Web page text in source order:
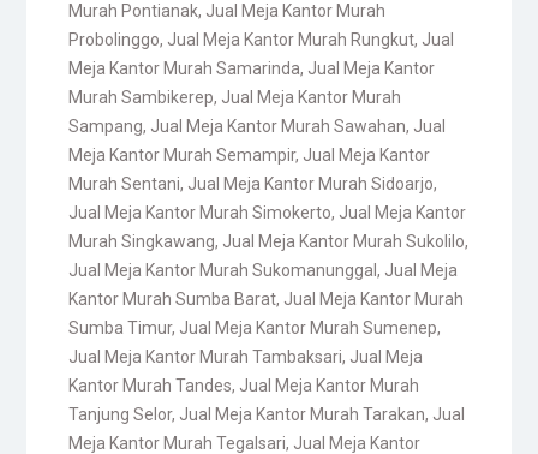
Murah Pontianak, Jual Meja Kantor Murah
Probolinggo, Jual Meja Kantor Murah Rungkut, Jual
Meja Kantor Murah Samarinda, Jual Meja Kantor
Murah Sambikerep, Jual Meja Kantor Murah
Sampang, Jual Meja Kantor Murah Sawahan, Jual
Meja Kantor Murah Semampir, Jual Meja Kantor
Murah Sentani, Jual Meja Kantor Murah Sidoarjo,
Jual Meja Kantor Murah Simokerto, Jual Meja Kantor
Murah Singkawang, Jual Meja Kantor Murah Sukolilo,
Jual Meja Kantor Murah Sukomanunggal , Jual Meja
Kantor Murah Sumba Barat, Jual Meja Kantor Murah
Sumba Timur, Jual Meja Kantor Murah Sumenep,
Jual Meja Kantor Murah Tambaksari, Jual Meja
Kantor Murah Tandes, Jual Meja Kantor Murah
Tanjung Selor, Jual Meja Kantor Murah Tarakan, Jual
Meja Kantor Murah Tegalsari, Jual Meja Kantor